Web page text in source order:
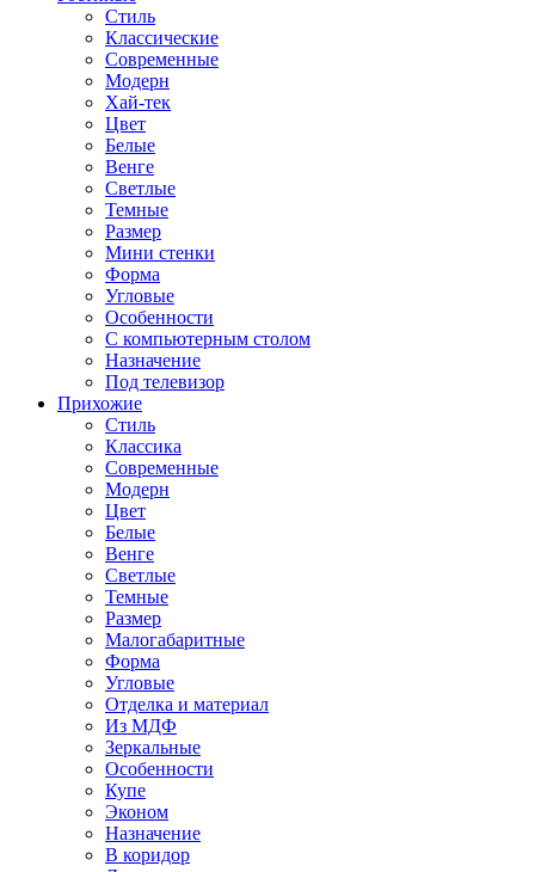
Стиль
Классические
Современные
Модерн
Хай-тек
Цвет
Белые
Венге
Светлые
Темные
Размер
Мини стенки
Форма
Угловые
Особенности
С компьютерным столом
Назначение
Под телевизор
Прихожие
Стиль
Классика
Современные
Модерн
Цвет
Белые
Венге
Светлые
Темные
Размер
Малогабаритные
Форма
Угловые
Отделка и материал
Из МДФ
Зеркальные
Особенности
Купе
Эконом
Назначение
В коридор